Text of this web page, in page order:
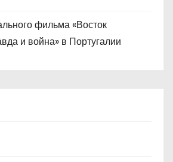
фильма «Восток
и война» в Португалии